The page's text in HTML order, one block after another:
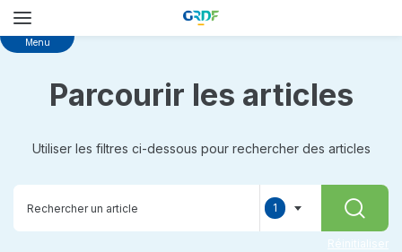
Skip
Menu
Parcourir les articles
Utiliser les filtres ci-dessous pour rechercher des articles
1
Réinitialiser